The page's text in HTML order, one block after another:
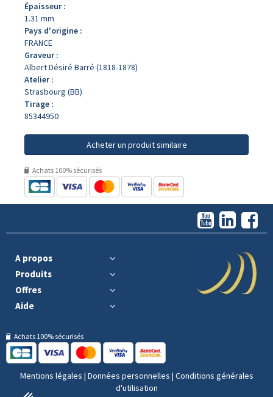
Épaisseur :
1.31 mm
Pays d'origine :
FRANCE
Graveur :
Albert Désiré Barré (1818-1878)
Atelier :
Strasbourg (BB)
Tirage :
85344950
Acheter un produit similaire
Achats 100% sécurisés
A propos
Produits
Offres
Aide
Achats 100% sécurisés
Mentions légales | Données personnelles | Conditions générales
d'utilisation